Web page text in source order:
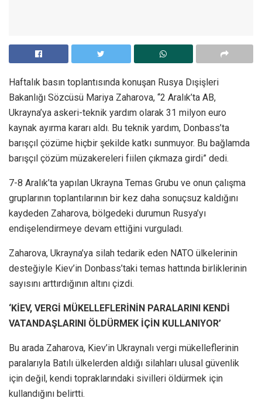
Haftalık basın toplantısında konuşan Rusya Dışişleri
Bakanlığı Sözcüsü Mariya Zaharova, “2 Aralık’ta AB,
Ukrayna’ya askeri-teknik yardım olarak 31 milyon euro
kaynak ayırma kararı aldı. Bu teknik yardım, Donbass’ta
barışçıl çözüme hiçbir şekilde katkı sunmuyor. Bu bağlamda
barışçıl çözüm müzakereleri fiilen çıkmaza girdi” dedi.
7-8 Aralık’ta yapılan Ukrayna Temas Grubu ve onun çalışma
gruplarının toplantılarının bir kez daha sonuçsuz kaldığını
kaydeden Zaharova, bölgedeki durumun Rusya’yı
endişelendirmeye devam ettiğini vurguladı.
Zaharova, Ukrayna’ya silah tedarik eden NATO ülkelerinin
desteğiyle Kiev’in Donbass’taki temas hattında birliklerinin
sayısını arttırdığının altını çizdi.
‘KİEV, VERGİ MÜKELLEFLERİNİN PARALARINI KENDİ
VATANDAŞLARINI ÖLDÜRMEK İÇİN KULLANIYOR’
Bu arada Zaharova, Kiev’in Ukraynalı vergi mükelleflerinin
paralarıyla Batılı ülkelerden aldığı silahları ulusal güvenlik
için değil, kendi topraklarındaki sivilleri öldürmek için
kullandığını belirtti.